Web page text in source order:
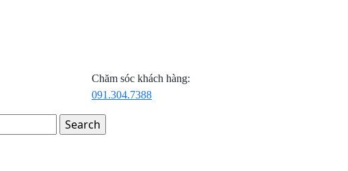
Chăm sóc khách hàng:
091.304.7388